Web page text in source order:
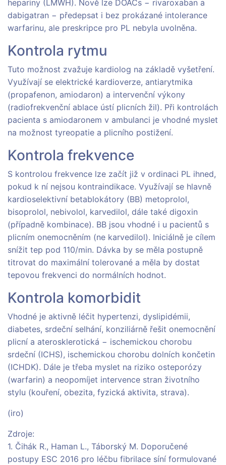
hepariny (LMWH). Nově lze DOACs − rivaroxaban a
dabigatran − předepsat i bez prokázané intolerance
warfarinu, ale preskripce pro PL nebyla uvolněna.
Kontrola rytmu
Tuto možnost zvažuje kardiolog na základě vyšetření.
Využívají se elektrické kardioverze, antiarytmika
(propafenon, amiodaron) a intervenční výkony
(radiofrekvenční ablace ústí plicních žil). Při kontrolách
pacienta s amiodaronem v ambulanci je vhodné myslet
na možnost tyreopatie a plicního postižení.
Kontrola frekvence
S kontrolou frekvence lze začít již v ordinaci PL ihned,
pokud k ní nejsou kontraindikace. Využívají se hlavně
kardioselektivní betablokátory (BB) metoprolol,
bisoprolol, nebivolol, karvedilol, dále také digoxin
(případně kombinace). BB jsou vhodné i u pacientů s
plicním onemocněním (ne karvedilol). Iniciálně je cílem
snížit tep pod 110/min. Dávka by se měla postupně
titrovat do maximální tolerované a měla by dostat
tepovou frekvenci do normálních hodnot.
Kontrola komorbidit
Vhodné je aktivně léčit hypertenzi, dyslipidémii,
diabetes, srdeční selhání, konziliárně řešit onemocnění
plicní a aterosklerotická − ischemickou chorobu
srdeční (ICHS), ischemickou chorobu dolních končetin
(ICHDK). Dále je třeba myslet na riziko osteporózy
(warfarin) a neopomíjet intervence stran životního
stylu (kouření, obezita, fyzická aktivita, strava).
(iro)
Zdroje:
1. Čihák R., Haman L., Táborský M. Doporučené
postupy ESC 2016 pro léčbu fibrilace síní formulované